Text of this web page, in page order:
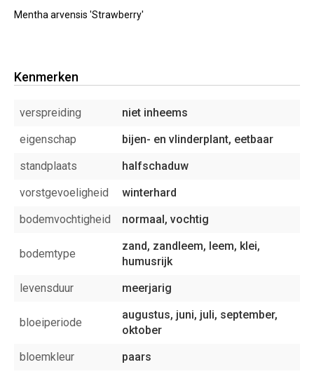
Mentha arvensis 'Strawberry'
Kenmerken
verspreiding
niet inheems
eigenschap
bijen- en vlinderplant, eetbaar
standplaats
halfschaduw
vorstgevoeligheid
winterhard
bodemvochtigheid
normaal, vochtig
bodemtype
zand, zandleem, leem, klei,
humusrijk
levensduur
meerjarig
bloeiperiode
augustus, juni, juli, september,
oktober
bloemkleur
paars